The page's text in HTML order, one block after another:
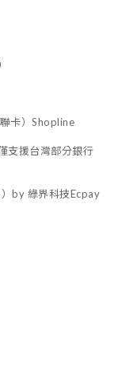
卡）Shopline
支援台灣部分銀行
by 綠界科技Ecpay